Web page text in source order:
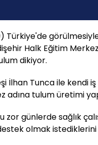
Türkiye'de
Halk Eğitim
dikiyor.
İlhan Tunca ile kendi iş
tulum üretimi
günlerde sağlık
olmak istediklerini